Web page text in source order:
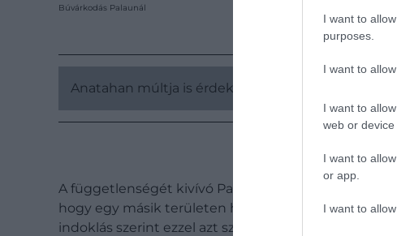
I want to
purposes.
I want to
I want to
web or device
I want to
or app.
I want to
Búvárkodás Palaunál
Anatahan múltja is érdekes:
A függetlenségét kivívó Palau új, 1979-es
hogy egy másik területen hozzon létre egy új
indoklás szerint ezzel azt szerették volna elérni,